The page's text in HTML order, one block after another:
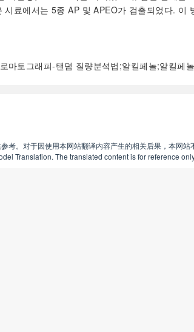
료에서는 5종 AP 및 APEO가 검출되었다.
마토그래피-탠덤 질량분석법;알킬페놀;알킬페
考。对于因使用本网站翻译内容产生的相关后果，本网站
Translation. The translated content is for reference